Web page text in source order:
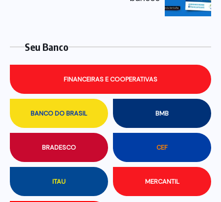
Seu Banco
BANCO DO BRASIL BMB
BRADESCO CEF
FINANCEIRAS E COOPERATIVAS
ITAU MERCANTIL